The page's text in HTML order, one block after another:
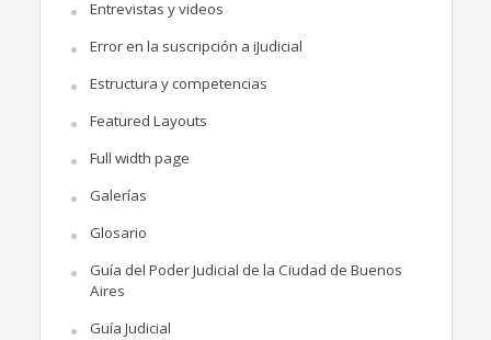
Entrevistas y videos
Error en la suscripción a iJudicial
Estructura y competencias
Featured Layouts
Full width page
Galerías
Glosario
Guía del Poder Judicial de la Ciudad de Buenos
Aires
Guía Judicial